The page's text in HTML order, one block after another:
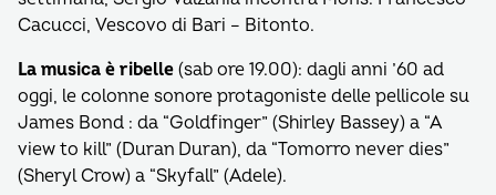
Cacucci, Vescovo di Bari – Bitonto.
La musica è ribelle (sab ore 19.00): dagli anni ’60 ad
oggi, le colonne sonore protagoniste delle pellicole su
James Bond : da “Goldfinger” (Shirley Bassey) a “A
view to kill” (Duran Duran), da “Tomorro never dies”
(Sheryl Crow) a “Skyfall” (Adele).